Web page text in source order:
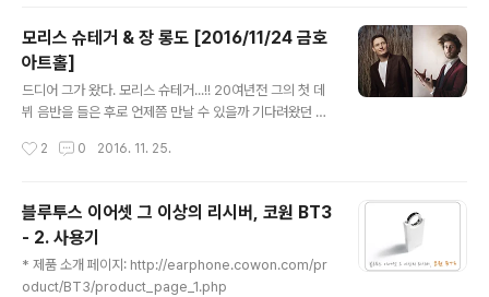
책은 다른 책들에서 발견하기 어려운 깨달음을 안겨주었
다. 무엇보다도 아버지라는 구체화된 대상을 위한 내용이
기 때문이라 생각된다. 엄밀히 말해 ‘남자, 가정을 품다’는
자녀양육서가 아니다. 자녀양육에 관한 지침도 포함되어
으로 한 책이며, 그들을 위한 지..
모리스 슈테거 & 장 롱도 [2016/11/24 금호
아트홀]
드디어 그가 왔다. 모리스 슈테거...!! 20여년전 그의 첫 데
뷔 음반을 들은 후로 언제쯤 만날 수 있을까 기다려왔던 그
은 리뷰라기 보다는 후기라고 표현하는게 나을 듯...왜냐면
에게 애당초 객관성을 기대하기란 무리 아니던가... 2016
년 11월 24일 오후 8시...금호아트홀에서는 리코더의 거장
(누군가는 리코더의 파가니니라고...ㅎㅎ) 모리스 슈테거와
장 롱도의 듀오 연주회가 열렸다. 공연소식은 작년 네이버
카페인 '슈만과 클라라'에서 금호아트홀 2016년 스케쥴을
2 0 2016. 11. 25.
블루투스 이어셋 그 이상의 리시버, 코원 BT3
- 2. 사용기
* 제품 소개 페이지: http://earphone.cowon.com/pr
oduct/BT3/product_page_1.php